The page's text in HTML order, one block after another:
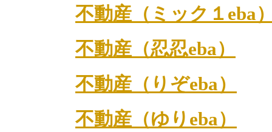
不動産（ミック１eba
不動産（忍忍eba）
不動産（りぞeba）
不動産（ゆりeba）